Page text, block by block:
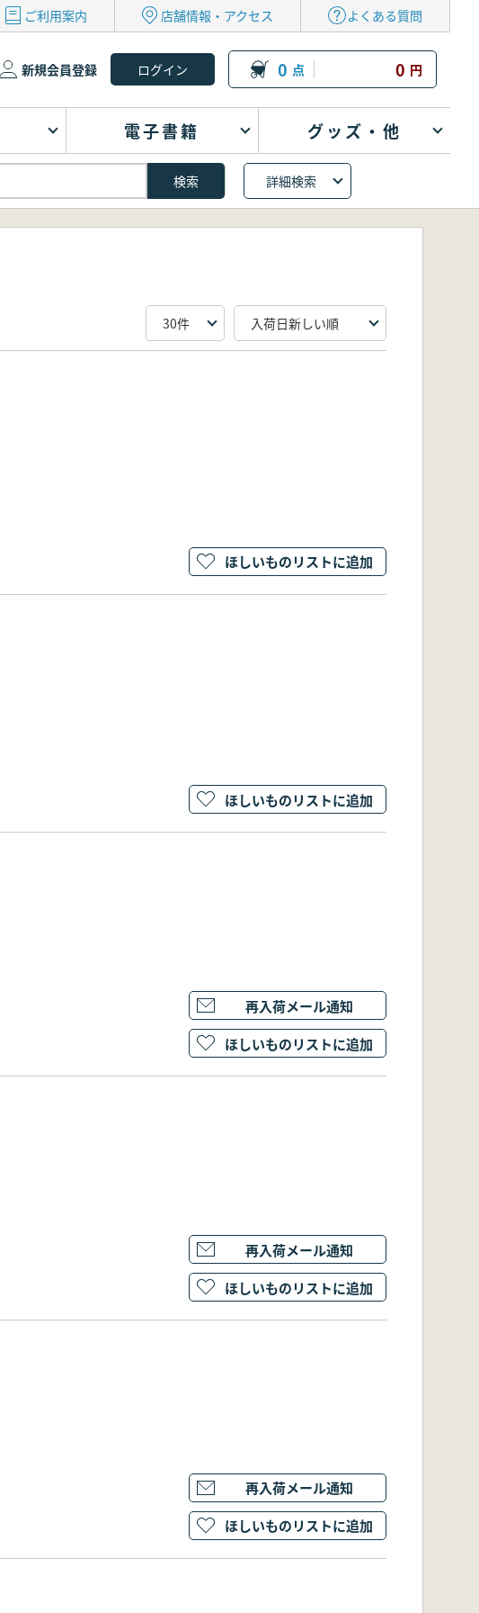
ご利用案内 店舗情報・アクセス よくある質問
新規会員登録 0 点 0 円
電子書籍 グッズ・他
詳細検索
ほしいものリストに追加
ほしいものリストに追加
再入荷メール通知
ほしいものリストに追加
再入荷メール通知
ほしいものリストに追加
再入荷メール通知
ほしいものリストに追加